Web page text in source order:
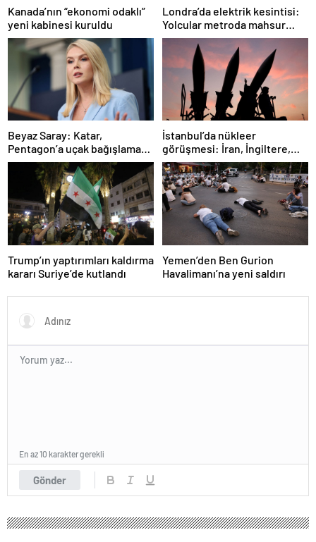
Kanada’nın “ekonomi odaklı”
yeni kabinesi kuruldu
Londra’da elektrik kesintisi:
Yolcular metroda mahsur
kaldı
Beyaz Saray: Katar,
Pentagon’a uçak bağışlamayı
teklif etti
İstanbul’da nükleer
görüşmesi: İran, İngiltere,
Fransa ve Almanya buluşacak
Trump’ın yaptırımları kaldırma
kararı Suriye’de kutlandı
Yemen’den Ben Gurion
Havalimanı’na yeni saldırı
Gönder
En az 10 karakter gerekli